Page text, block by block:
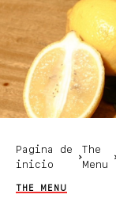
Pagina de
inicio
The
Menu
THE MENU